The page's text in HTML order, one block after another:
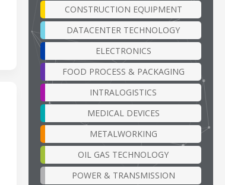
CONSTRUCTION EQUIPMENT
DATACENTER TECHNOLOGY
ELECTRONICS
FOOD PROCESS & PACKAGING
INTRALOGISTICS
MEDICAL DEVICES
METALWORKING
OIL GAS TECHNOLOGY
POWER & TRANSMISSION